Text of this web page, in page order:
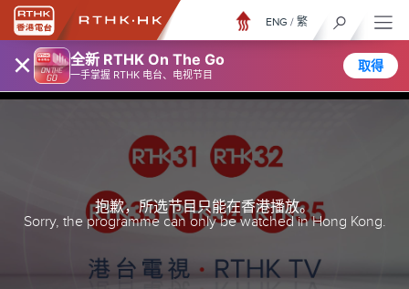
× 全新 RTHK On The Go
一手掌握 RTHK 电台、电视节目
取得
ENG / 繁
抱歉，所选节目只能在香港播放。
Sorry, the programme can only be watched in Hong Kong.